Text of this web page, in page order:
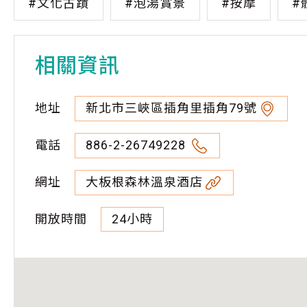
相關資訊
地址 新北市三峽區插角里插角79號
電話 886-2-26749228
網址 大板根森林溫泉酒店
開放時間 24小時